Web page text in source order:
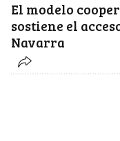
El modelo
sostiene el
Navarra